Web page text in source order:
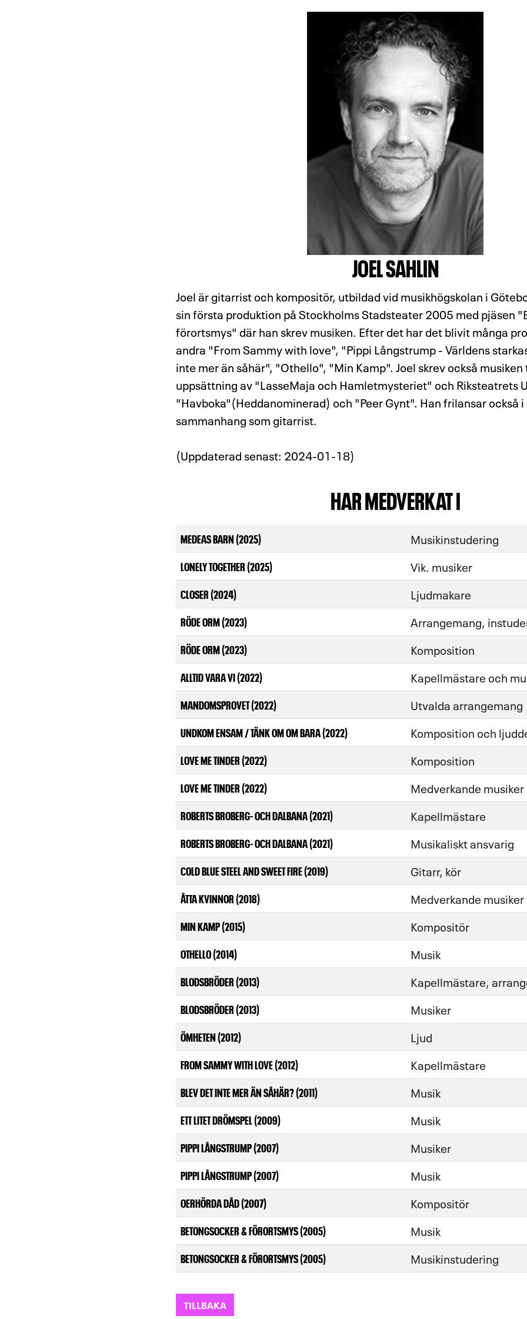
JOEL SAHLIN
Joel är gitarrist och kompositör, utbildad vid musikhögskolan i
sin första produktion på Stockholms Stadsteater 2005 med pjäsen
förortsmys" där han skrev musiken. Efter det har det blivit många
andra "From Sammy with love", "Pippi Långstrump - Världens
inte mer än såhär", "Othello", "Min Kamp". Joel skrev också
uppsättning av "LasseMaja och Hamletmysteriet" och Riksteatrets
"Havboka"(Heddanominerad) och "Peer Gynt". Han frilansar också i
sammanhang som gitarrist.
(Uppdaterad senast: 2024-01-18)
HAR MEDVERKAT I
MEDEAS BARN (2025) Musikinstudering
LONELY TOGETHER (2025) Vik. musiker
CLOSER (2024) Ljudmakare
RÖDE ORM (2023) Arrangemang,
RÖDE ORM (2023) Komposition
ALLTID VARA VI (2022) Kapellmästare och
MANDOMSPROVET (2022) Utvalda arrangemang
UNDKOM ENSAM / TÄNK OM OM BARA (2022) Komposition och
LOVE ME TINDER (2022) Komposition
LOVE ME TINDER (2022) Medverkande musiker
ROBERTS BROBERG- OCH DALBANA (2021) Kapellmästare
ROBERTS BROBERG- OCH DALBANA (2021) Musikaliskt ansvarig
COLD BLUE STEEL AND SWEET FIRE (2019) Gitarr, kör
ÅTTA KVINNOR (2018) Medverkande musiker
MIN KAMP (2015) Kompositör
OTHELLO (2014) Musik
BLODSBRÖDER (2013) Kapellmästare,
BLODSBRÖDER (2013) Musiker
ÖMHETEN (2012) Ljud
FROM SAMMY WITH LOVE (2012) Kapellmästare
BLEV DET INTE MER ÄN SÅHÄR? (2011) Musik
ETT LITET DRÖMSPEL (2009) Musik
PIPPI LÅNGSTRUMP (2007) Musiker
PIPPI LÅNGSTRUMP (2007) Musik
OERHÖRDA DÅD (2007) Kompositör
BETONGSOCKER & FÖRORTSMYS (2005) Musik
BETONGSOCKER & FÖRORTSMYS (2005) Musikinstudering
TILLBAKA